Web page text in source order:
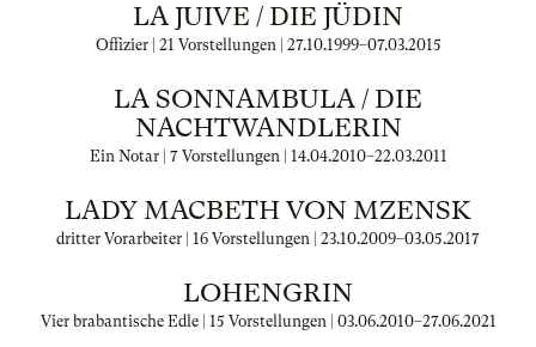
LA JUIVE / DIE JÜDIN
Offizier | 21 Vorstellungen | 27.10.1999–07.03.2015
LA SONNAMBULA / DIE
NACHTWANDLERIN
Ein Notar | 7 Vorstellungen | 14.04.2010–22.03.2011
LADY MACBETH VON MZENSK
dritter Vorarbeiter | 16 Vorstellungen | 23.10.2009–03.05.2017
LOHENGRIN
Vier brabantische Edle | 15 Vorstellungen | 03.06.2010–27.06.2021